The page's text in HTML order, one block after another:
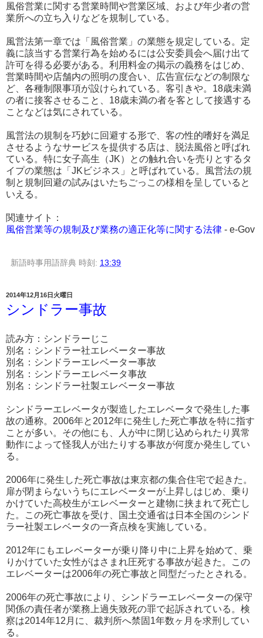
風俗営業に関する営業時間や営業区域、および年少者の営
業所への立ち入りなどを規制している。
風営法第一章では「風俗営業」の業態を規定している。定
義に該当する営業行為を始めるには公安委員会へ届け出て
許可を得る必要がある。利用料金の掲示の義務をはじめ、
営業時間や店舗内の照明の度合い、広告宣伝などの制限な
ど、各種制限事項が設けられている。客引きや。18歳未満
の者に接客させること、18歳未満の者を客として接遇する
ことなどは気にされている。
風営法の規制を巧妙に回避する形で、客の性的嗜好を満足
させるようなサービスを提供する店は、脱法風俗と呼ばれ
ている。特に女子高生（JK）との触れ合いを売りとするタ
イプの業態は「JKビジネス」と呼ばれている。風営法の規
制と規制回避の試みはいたちごっこの様相を呈していると
いえる。
関連サイト：
風俗営業等の規制及び業務の適正化等に関する法律 - e-Gov
新語時事用語辞典 時刻: 13:39
2014年12月16日火曜日
シンドラー事故
読み方：シンドラーじこ
別名：シンドラー社エレベーター事故
別名：シンドラーエレベーター事故
別名：シンドラーエレベータ事故
別名：シンドラー社製エレベーター事故
シンドラーエレベータが製造したエレベータで発生した事
故の通称。2006年と2012年に発生した死亡事故を特に指す
ことが多い。その他にも、人が中に閉じ込められたり異常
動作によって怪我人が出たりする事故が何度か発生してい
る。
2006年に発生した死亡事故は東京都の集合住宅で起きた。
扉が閉まらないうちにエレベーターが上昇しはじめ、乗り
かけていた高校生がエレベーターと建物に挟まれて死亡し
た。この死亡事故を受け、国土交通省は日本全国のシンド
ラー社製エレベータの一斉点検を実施している。
2012年にもエレベーターが乗り降り中に上昇を始めて、乗
りかけていた女性がはさまれ圧死する事故が起きた。この
エレベーターは2006年の死亡事故と同型だったとされる。
2006年の死亡事故により、シンドラーエレベーターの保守
関係の責任者が業務上過失致死の罪で起訴されている。検
察は2014年12月に、裁判所へ禁固1年数ヶ月を求刑してい
る。